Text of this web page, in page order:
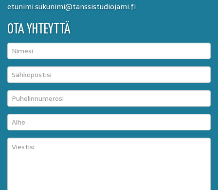
etunimi.sukunimi@tanssistudiojami.fi
OTA YHTEYTTÄ